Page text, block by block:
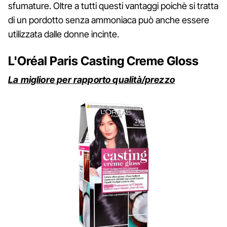
sfumature. Oltre a tutti questi vantaggi poichè si tratta
di un pordotto senza ammoniaca può anche essere
utilizzata dalle donne incinte.
L'Oréal Paris Casting Creme Gloss
La migliore per rapporto qualità/prezzo